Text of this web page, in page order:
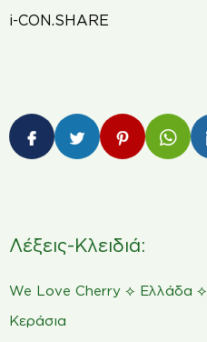
i-CON.SHARE
Λέξεις-Κλειδιά:
We Love Cherry ⟡ Ελλάδα ⟡
Κεράσια